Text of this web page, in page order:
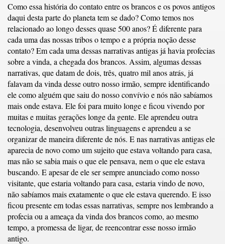
Como essa história do contato entre os brancos e os povos antigos
daqui desta parte do planeta tem se dado? Como temos nos
relacionado ao longo desses quase 500 anos? É diferente para
cada uma das nossas tribos o tempo e a própria noção desse
contato? Em cada uma dessas narrativas antigas já havia profecias
sobre a vinda, a chegada dos brancos. Assim, algumas dessas
narrativas, que datam de dois, três, quatro mil anos atrás, já
falavam da vinda desse outro nosso irmão, sempre identificando
ele como alguém que saiu do nosso convívio e nós não sabíamos
mais onde estava. Ele foi para muito longe e ficou vivendo por
muitas e muitas gerações longe da gente. Ele aprendeu outra
tecnologia, desenvolveu outras linguagens e aprendeu a se
organizar de maneira diferente de nós. E nas narrativas antigas ele
aparecia de novo como um sujeito que estava voltando para casa,
mas não se sabia mais o que ele pensava, nem o que ele estava
buscando. E apesar de ele ser sempre anunciado como nosso
visitante, que estaria voltando para casa, estaria vindo de novo,
não sabíamos mais exatamente o que ele estava querendo. E isso
ficou presente em todas essas narrativas, sempre nos lembrando a
profecia ou a ameaça da vinda dos brancos como, ao mesmo
tempo, a promessa de ligar, de reencontrar esse nosso irmão
antigo.